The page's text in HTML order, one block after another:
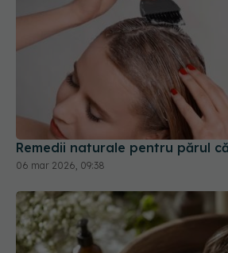
Remedii naturale pentru părul
06 mar 2026, 09:38